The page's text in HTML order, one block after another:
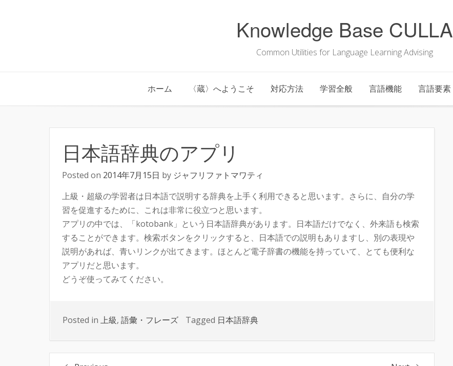
Knowledge Base CULLA
Common Utilities for Language Learning Advising
ホーム 〈蔵〉へようこそ 対応方法 学習全般 言語機能 言語要素
日本語辞典のアプリ
Posted on 2014年7月15日 by ジャフリファトマワティ
上級・超級の学習者は日本語で説明する辞典を上手く利用できると思います。さらに、自分の学
習を促進するために、これは非常に役立つと思います。
アプリの中では、「kotobank」という日本語辞典があります。日本語だけでなく、外来語も検索
することができます。検索ボタンをクリックすると、日本語での説明もありますし、別の表現や
説明があれば、青いリンクが出てきます。ほとんど電子辞書の機能を持っていて、とても便利な
アプリだと思います。
どうぞ使ってみてください。
Posted in 上級, 語彙・フレーズ Tagged 日本語辞典